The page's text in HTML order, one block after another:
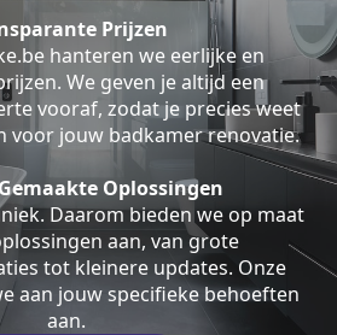
Prijzen
hanteren we eerlijke en
We geven je altijd een
vooraf, zodat je precies weet
voor jouw badkamer renovatie.
Oplossingen
Daarom bieden we op maat
aan, van grote
tot kleinere updates. Onze
aan jouw specifieke behoeften
aan.